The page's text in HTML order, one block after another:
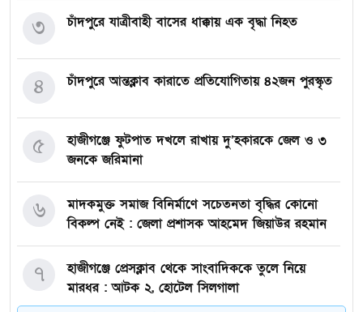
চাঁদপুরে যাত্রীবাহী বাসের ধাক্কায় এক বৃদ্ধা নিহত
৩
চাঁদপুরে আন্তক্লাব কারাতে প্রতিযোগিতায় ৪২জন পুরস্কৃত
৪
হাজীগঞ্জে ফুটপাত দখলে রাখায় দু’হকারকে জেল ও ৩
জনকে জরিমানা
৫
মাদকমুক্ত সমাজ বিনির্মাণে সচেতনতা বৃদ্ধির কোনো
বিকল্প নেই : জেলা প্রশাসক আহমেদ জিয়াউর রহমান
৬
হাজীগঞ্জে প্রেসক্লাব থেকে সাংবাদিককে তুলে নিয়ে
মারধর : আটক ২, হোটেল সিলগালা
৭